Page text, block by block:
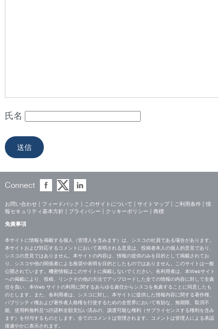
氏名
Connect
お問い合わせ フィードバック このサイトについて サイトマップ ご利用条件
情
報セキュリティ基本方針
プライバシー クッキーポリシー 商標
免責事項
本サイトに情報を掲載する個人（管理人を含みます）は、シスコの社員である場合があります。
本サイトおよび対応するコメントにおいて表明される意見は、投稿者本人の個人的意見であり、
シスコの意見ではありません。本サイトの内容は、情報の提供のみを目的として掲載されてお
り、シスコや他の関係者による推奨や表明を目的としたものではありません。このサイトは一般
公開されています。機密情報はこのサイトに掲載しないでください。各利用者は、本Webサイト
への掲載により、投稿、リンクその他の方法でアップロードした全ての情報の内容に対して全責
任を負い、本Web サイトの利用に関するあらゆる責任からシスコを免責することに同意したも
のとします。また、各利用者は、シスコに対し、本サイトに提供した情報内容に関する著作権、
パブリシティ権および著作者人格権を行使するための全世界において有効な、無期限、取消不
能、使用料無料且つ許諾料全額支払い済みの、譲渡可能な権利（サブライセンスする権利を含み
ます）を付与するものとします。全てのコメントは管理されます。コメントは管理人による承認
後速やかに表示されます。